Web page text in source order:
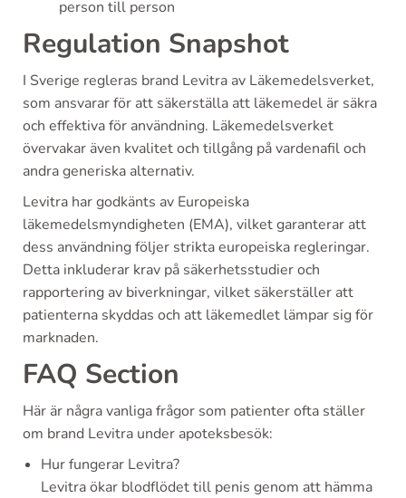
person till person
Regulation Snapshot
I Sverige regleras brand Levitra av Läkemedelsverket,
som ansvarar för att säkerställa att läkemedel är säkra
och effektiva för användning. Läkemedelsverket
övervakar även kvalitet och tillgång på vardenafil och
andra generiska alternativ.
Levitra har godkänts av Europeiska
läkemedelsmyndigheten (EMA), vilket garanterar att
dess användning följer strikta europeiska regleringar.
Detta inkluderar krav på säkerhetsstudier och
rapportering av biverkningar, vilket säkerställer att
patienterna skyddas och att läkemedlet lämpar sig för
marknaden.
FAQ Section
Här är några vanliga frågor som patienter ofta ställer
om brand Levitra under apoteksbesök:
Hur fungerar Levitra?
Levitra ökar blodflödet till penis genom att hämma